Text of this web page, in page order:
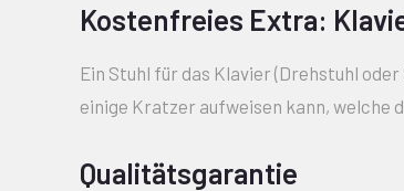
Kostenfreies Extra:
Ein Stuhl für das Klavier (Drehstuhl
einige Kratzer aufweisen kann, welche
Qualitätsgarantie